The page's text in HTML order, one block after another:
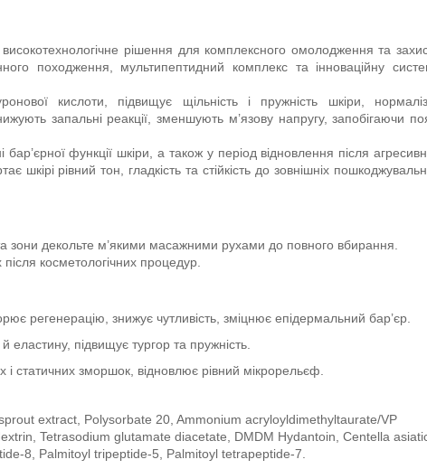
рішення для комплексного омолодження та
походження, мультипептидний комплекс та інноваційну
кислоти, підвищує щільність і пружність шкіри,
запальні реакції, зменшують м’язову напругу, запобігаючи
функції шкіри, а також у період відновлення після
рівний тон, гладкість та стійкість до зовнішніх
зони декольте м’якими масажними рухами до повного вбирання.
косметологічних процедур.
регенерацію, знижує чутливість, зміцнює епідермальний бар’єр.
підвищує тургор та пружність.
статичних зморшок, відновлює рівний мікрорельєф.
extract, Polysorbate 20, Ammonium acryloyldimethyltaurate/VP
Tetrasodium glutamate diacetate, DMDM Hydantoin, Centella
8, Palmitoyl tripeptide-5, Palmitoyl tetrapeptide-7.